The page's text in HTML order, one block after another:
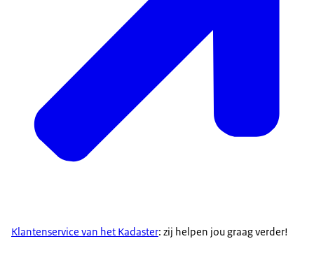
Klantenservice van het Kadaster: zij helpen jou graag verder!